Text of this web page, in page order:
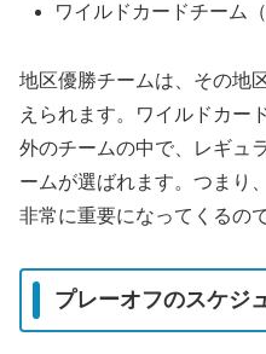
ワイルドカードチーム
地区優勝チームは、その地
えられます。ワイルドカー
外のチームの中で、レギュ
ームが選ばれます。つまり
非常に重要になってくるので
プレーオフのスケジ